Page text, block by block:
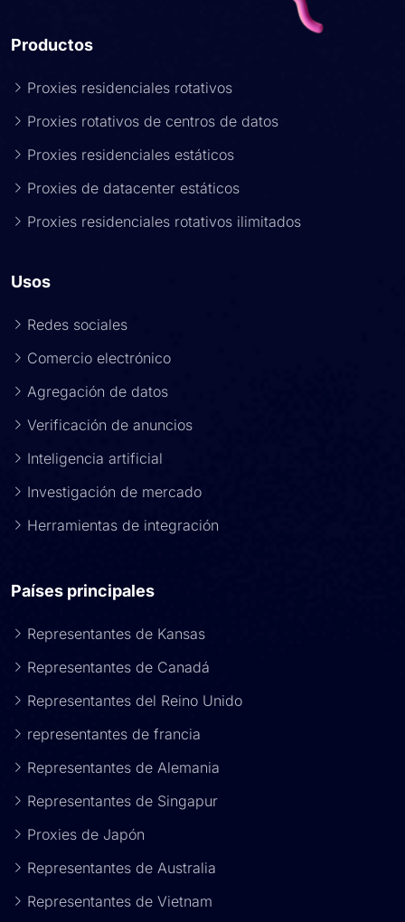
Productos
Proxies residenciales rotativos
Proxies rotativos de centros de datos
Proxies residenciales estáticos
Proxies de datacenter estáticos
Proxies residenciales rotativos ilimitados
Usos
Redes sociales
Comercio electrónico
Agregación de datos
Verificación de anuncios
Inteligencia artificial
Investigación de mercado
Herramientas de integración
Países principales
Representantes de Kansas
Representantes de Canadá
Representantes del Reino Unido
representantes de francia
Representantes de Alemania
Representantes de Singapur
Proxies de Japón
Representantes de Australia
Representantes de Vietnam